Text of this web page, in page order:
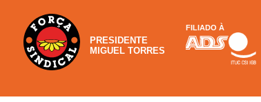
PRESIDENTE
MIGUEL TORRES
FILIADO À